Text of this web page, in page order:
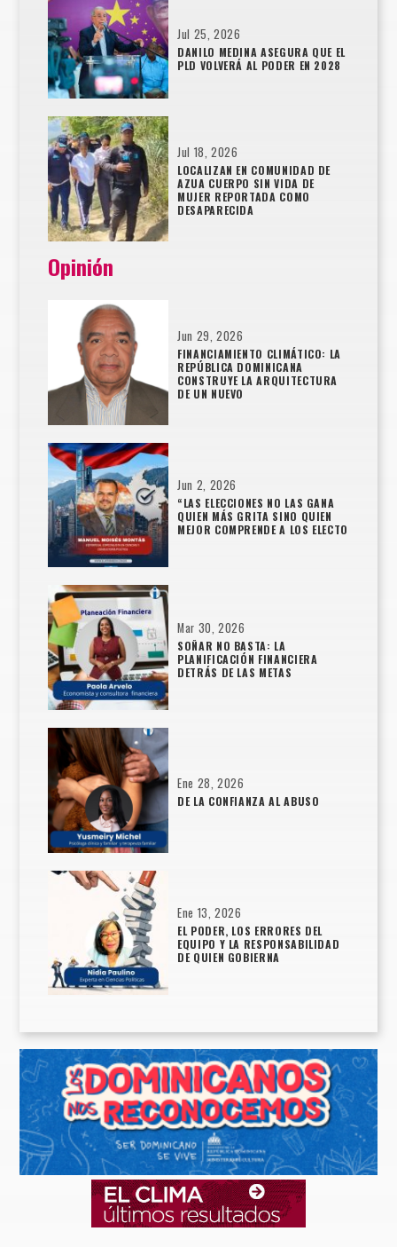
Jul 25, 2026
DANILO MEDINA ASEGURA QUE EL
PLD VOLVERÁ AL PODER EN 2028
Jul 18, 2026
LOCALIZAN EN COMUNIDAD DE
AZUA CUERPO SIN VIDA DE
MUJER REPORTADA COMO
DESAPARECIDA
Opinión
Jun 29, 2026
FINANCIAMIENTO CLIMÁTICO: LA
REPÚBLICA DOMINICANA
CONSTRUYE LA ARQUITECTURA
DE UN NUEVO
Jun 2, 2026
“LAS ELECCIONES NO LAS GANA
QUIEN MÁS GRITA SINO QUIEN
MEJOR COMPRENDE A LOS ELECTO
Mar 30, 2026
SOÑAR NO BASTA: LA
PLANIFICACIÓN FINANCIERA
DETRÁS DE LAS METAS
Ene 28, 2026
DE LA CONFIANZA AL ABUSO
Ene 13, 2026
EL PODER, LOS ERRORES DEL
EQUIPO Y LA RESPONSABILIDAD
DE QUIEN GOBIERNA